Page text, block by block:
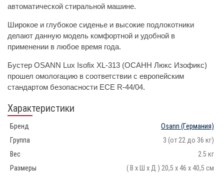
автоматической стиральной машине.
Широкое и глубокое сиденье и высокие подлокотники
делают данную модель комфортной и удобной в
применении в любое время года.
Бустер OSANN Lux Isofix XL-313 (ОСАНН Люкс Изофикс)
прошел омологацию в соответствии с европейским
стандартом безопасности ECE R-44/04.
Характеристики
Бренд Osann (Германия)
Группа
3 (от 22 до 36 кг)
Вес
2.5 кг
Размеры
( В х Ш х Д ) 20,5 х 46 х 40,5 см